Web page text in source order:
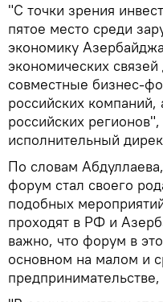
"С точки зрения
пятое место среди
экономику
экономических
совместные бизнес-
российских
российских
исполнительный
По словам
форум стал своего
подобных
проходят в РФ и
важно, что форум в
основном на малом и